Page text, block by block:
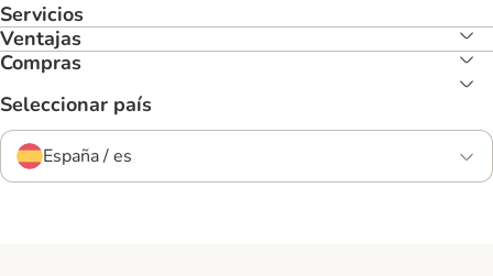
Servicios
Ventajas
Compras
Seleccionar país
España / es